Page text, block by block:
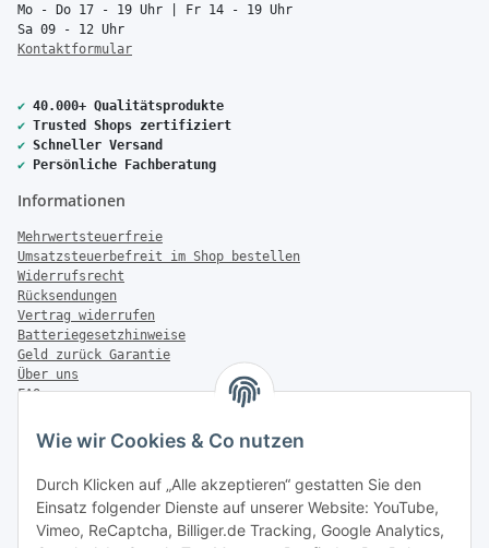
Wie wir Cookies & Co nutzen
Durch Klicken auf „Alle akzeptieren“ gestatten Sie den
Einsatz folgender Dienste auf unserer Website: YouTube,
Vimeo, ReCaptcha, Billiger.de Tracking, Google Analytics,
Mo - Do 17 - 19 Uhr | Fr 14 - 19 Uhr
Sa 09 - 12 Uhr
Kontaktformular
✔ 40.000+ Qualitätsprodukte
✔ Trusted Shops zertifiziert
✔ Schneller Versand
✔ Persönliche Fachberatung
Informationen
Mehrwertsteuerfreie
Umsatzsteuerbefreit im Shop bestellen
Widerrufsrecht
Rücksendungen
Vertrag widerrufen
Batteriegesetzhinweise
Geld zurück Garantie
Über uns
FAQ
Zahlung & Versand